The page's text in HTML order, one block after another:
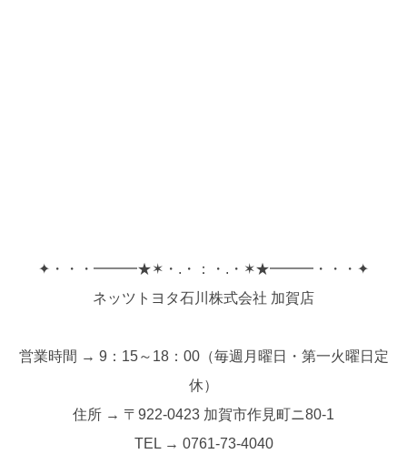
✦・・・━━━★✶・.・：・.・✶★━━━・・・✦
ネッツトヨタ石川株式会社 加賀店
営業時間 → 9：15～18：00（毎週月曜日・第一火曜日定
休）
住所 → 〒922-0423 加賀市作見町ニ80-1
TEL → 0761-73-4040